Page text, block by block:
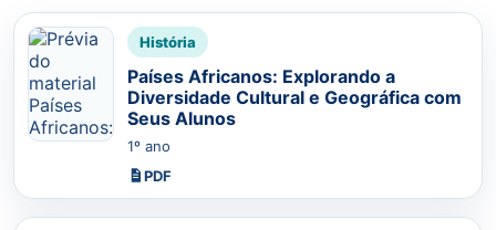
História
Países Africanos: Explorando a
Diversidade Cultural e Geográfica com
Seus Alunos
1º ano
PDF